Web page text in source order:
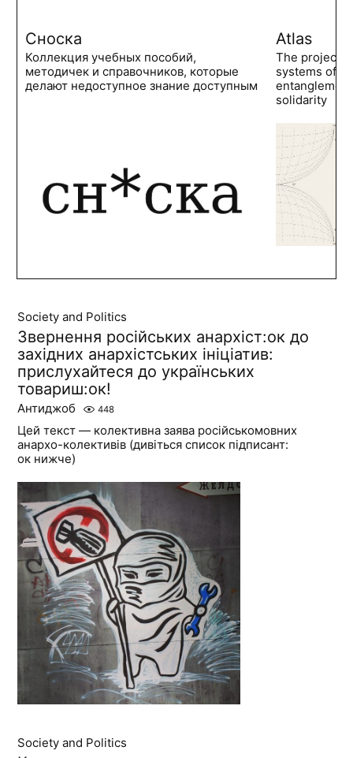
Сноска
Коллекция учебных пособий,
методичек и справочников, которые
делают недоступное знание доступным
Atlas
The project
systems of
solidarity
Society and Politics
Звернення російських анархіст:ок до
західних анархістських ініціатив:
прислухайтеся до українських
товариш:ок!
Антиджоб 448
Цей текст — колективна заява російськомовних
анархо-колективів (дивіться список підписант:
ок нижче)
Society and Politics